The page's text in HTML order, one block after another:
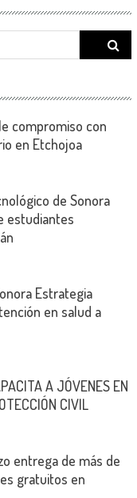
Search
for:
compromiso con
en Etchojoa
de Sonora
estudiantes
Estrategia
en salud a
A JÓVENES EN
CIVIL
entrega de más de
gratuitos en